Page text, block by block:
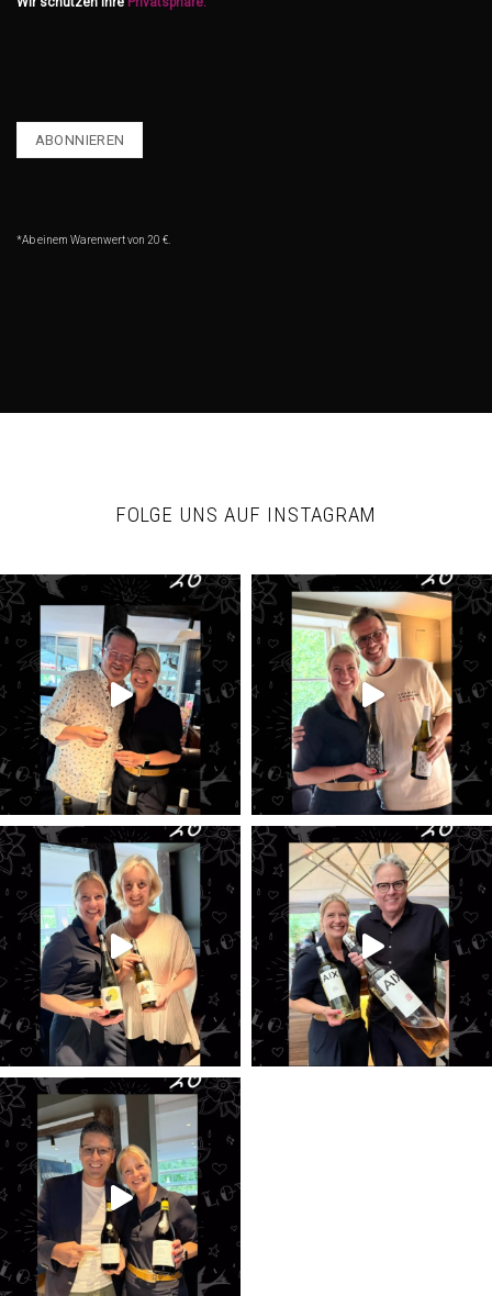
*Ab einem Warenwert von 20 €.
FOLGE UNS AUF INSTAGRAM